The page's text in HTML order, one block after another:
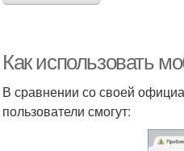
Как использовать
В сравнении со своей
пользователи смогут: